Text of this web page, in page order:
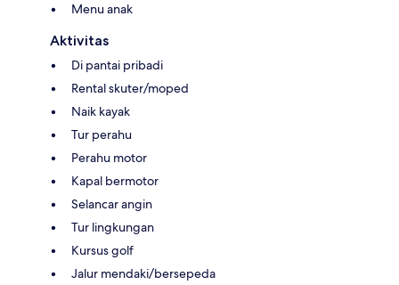
Menu anak
Aktivitas
Di pantai pribadi
Rental skuter/moped
Naik kayak
Tur perahu
Perahu motor
Kapal bermotor
Selancar angin
Tur lingkungan
Kursus golf
Jalur mendaki/bersepeda